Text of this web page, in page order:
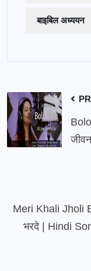
बाइबिल अध्ययन
Meri Khali Jholi
भरदे | Hindi